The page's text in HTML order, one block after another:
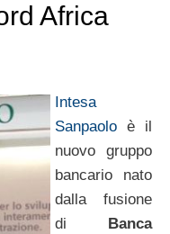
Africa
Intesa
Sanpaolo è il
nuovo gruppo
bancario nato
dalla fusione
di Banca